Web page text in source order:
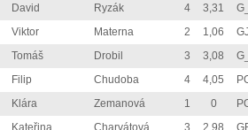
David Ryzák 4 3,31
Viktor Materna 2 1,06
Tomáš Drobil 3 3,08
Filip Chudoba 4 4,05
Klára Zemanová 1 0
Kateřina Charvátová 3 2,98